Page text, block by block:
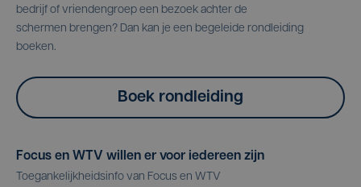
bedrijf of vriendengroep een bezoek achter de
schermen brengen? Dan kan je een begeleide rondleiding
boeken.
Boek rondleiding
Focus en WTV willen er voor iedereen zijn
Toegankelijkheidsinfo van Focus en WTV